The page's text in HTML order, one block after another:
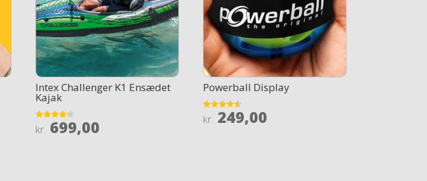
Intex Challenger K1 Ensædet
Kajak
Rated
4.2
kr. 699,00
Powerball Display
Rated
4.5
kr. 249,00